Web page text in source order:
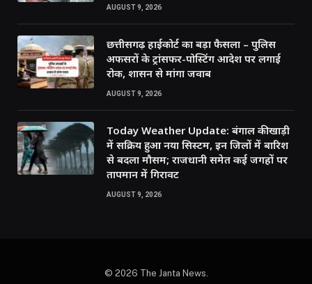
AUGUST 9, 2026
छत्तीसगढ़ हाईकोर्ट का बड़ा फैसला – पुलिस
अफसरों के ट्रांसफर-पोस्टिंग आदेश पर लगाई
रोक, शासन से मांगा जवाब
AUGUST 9, 2026
Today Weather Update: बंगाल की खाड़ी
में सक्रिय हुआ नया सिस्टम, इन जिलों में बारिश
से बदला मौसम; राजधानी समेत कई जगहों पर
तापमान में गिरावट
AUGUST 9, 2026
© 2026 The Janta News.